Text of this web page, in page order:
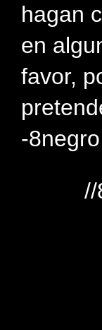
hagan
en
favor,
-